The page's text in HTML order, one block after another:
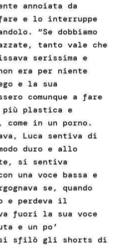
annoiata da
e lo interruppe
“Se dobbiamo
tanto vale che
serissima e
era per niente
e la sua
comunque a fare
più plastica e
in un porno.
Luca sentiva di
duro e allo
si sentiva
una voce bassa e
se, quando
e perdeva il
fuori la sua voce
e un po’
si sfilò gli shorts di